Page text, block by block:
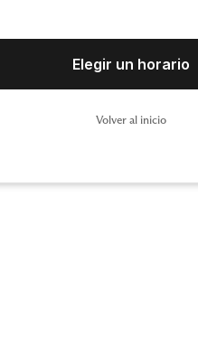
Elegir un horario
Volver al inicio